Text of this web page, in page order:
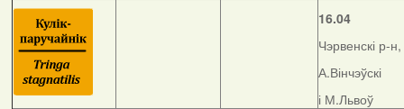
16.04
Чэрвенскі р-н,
А.Вінчэўскі
і М.Львоў